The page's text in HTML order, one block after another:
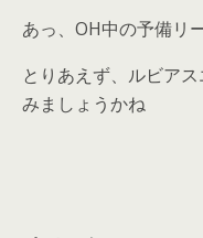
あっ、OH中の予備リ
とりあえず、ルビア
みましょうかね